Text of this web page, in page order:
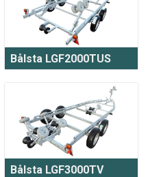
Bålsta LGF2000TUS
Bålsta LGF3000TV